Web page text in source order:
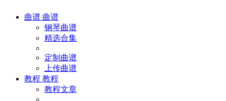
曲谱 曲谱
钢琴曲谱
精选合集
定制曲谱
上传曲谱
教程 教程
教程文章